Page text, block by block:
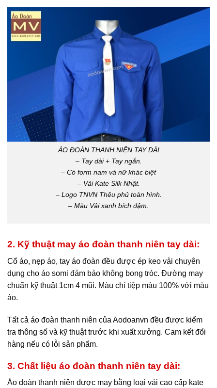
ÁO ĐOÀN THANH NIÊN TAY DÀI
– Tay dài + Tay ngắn.
– Có form nam và nữ khác biệt
– Vải Kate Silk Nhật.
– Logo TNVN Thêu phủ toàn hình.
– Màu Vải xanh bích đậm.
2. Kỹ thuật may áo đoàn thanh niên tay dài:
Cổ áo, nẹp áo, tay áo đoàn đều được ép keo vải chuyên
dụng cho áo somi đảm bảo không bong tróc. Đường may
chuẩn kỹ thuật 1cm 4 mũi. Màu chỉ tiệp màu 100% với màu
áo.
Tất cả áo đoàn thanh niên của Aodoanvn đều được kiểm
tra thông số và kỹ thuật trước khi xuất xưởng. Cam kết đổi
hàng nếu có lỗi sản phẩm.
3. Chất liệu áo đoàn thanh niên tay dài:
Áo đoàn thanh niên được may bằng loại vải cao cấp kate